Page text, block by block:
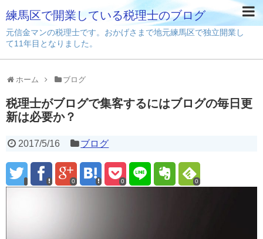
練馬区で開業している税理士のブログ
元信金マンの税理士です。おかげさまで地元練馬区で独立開業し
て11年目となりました。
ホーム ブログ
税理士がブログで集客するにはブログの毎日更
新は必要か？
2017/5/16 ブログ
0 0 0